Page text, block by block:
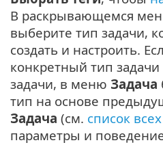
В раскрывающемся
выберите тип задачи,
создать и настроить.
конкретный тип
задачи, в меню Задача
тип на основе
Задача (см. список
параметры и